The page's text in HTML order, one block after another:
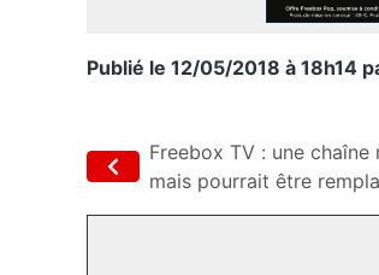
Publié le 12/05/2018 à 18h14
Freebox TV : une
mais pourrait être